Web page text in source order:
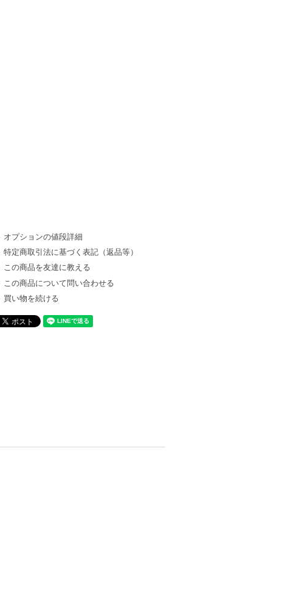
オプションの値段詳細
特定商取引法に基づく表記（返品等）
この商品を友達に教える
この商品について問い合わせる
買い物を続ける